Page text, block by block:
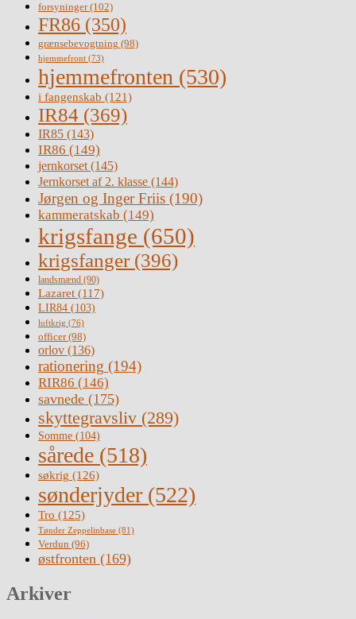
forsyninger(102)
FR86 (350)
grænsebevogtning (98)
hjemmefront (73)
hjemmefronten (530)
i fangenskab (121)
IR84 (369)
IR85 (143)
IR86 (149)
jernkorset(145)
Jernkorset af 2. klasse (144)
Jørgen og Inger Friis (190)
kammeratskab (149)
krigsfange (650)
krigsfanger (396)
landsmænd (90)
Lazaret (117)
LIR84 (103)
luftkrig (76)
officer(98)
orlov (136)
rationering (194)
RIR86 (146)
savnede (175)
skyttegravsliv (289)
Somme (104)
sårede (518)
søkrig (126)
sønderjyder (522)
Tro (125)
Tønder Zeppelinbase (81)
Verdun (96)
østfronten (169)
Arkiver